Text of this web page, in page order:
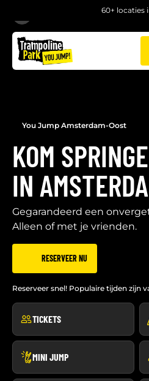
60+ locaties
You Jump Amsterdam-Oost
KOM
IN
Gegarandeerd een
Alleen of met je vrienden.
RESERVEER NU
Reserveer snel! Populaire tijden zijn
TICKETS
MINI JUMP